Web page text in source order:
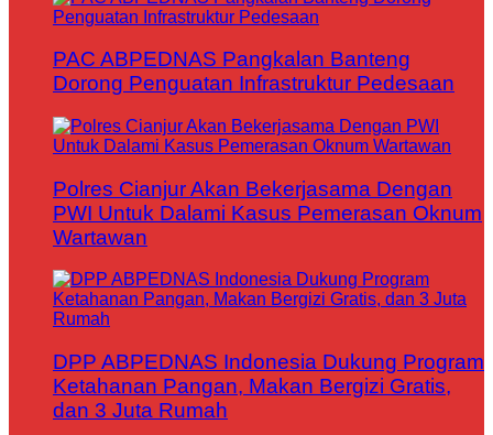
PAC ABPEDNAS Pangkalan Banteng
Dorong Penguatan Infrastruktur Pedesaan
Polres Cianjur Akan Bekerjasama Dengan
PWI Untuk Dalami Kasus Pemerasan Oknum
Wartawan
DPP ABPEDNAS Indonesia Dukung Program
Ketahanan Pangan, Makan Bergizi Gratis,
dan 3 Juta Rumah